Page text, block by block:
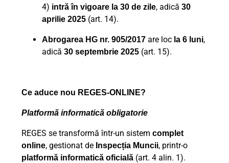
4) intră în vigoare la 30 de zile, adică 30
aprilie 2025 (art. 14).
Abrogarea HG nr. 905/2017 are loc la 6 luni,
adică 30 septembrie 2025 (art. 15).
Ce aduce nou REGES-ONLINE?
Platformă informatică obligatorie
REGES se transformă într-un sistem complet
online, gestionat de Inspecția Muncii, printr-o
platformă informatică oficială (art. 4 alin. 1).